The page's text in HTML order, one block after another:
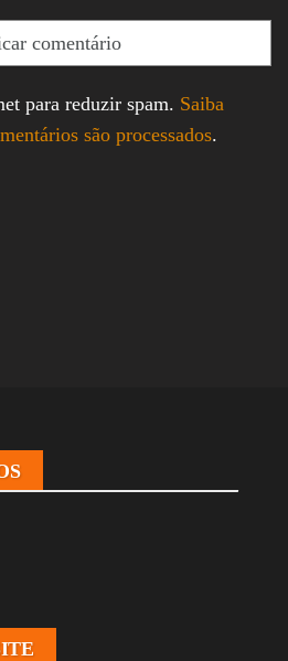
para reduzir spam. Saiba
são processados.